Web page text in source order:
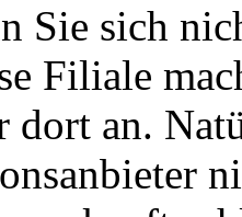
Sie sich
Filiale
dort an.